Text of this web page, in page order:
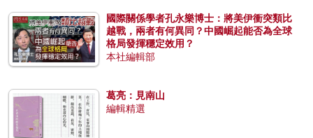
國際關係學者孔永樂博士：將美伊衝突類比
越戰，兩者有何異同？中國崛起能否為全球
格局發揮穩定效用？
本社編輯部
葛亮：見南山
編輯精選